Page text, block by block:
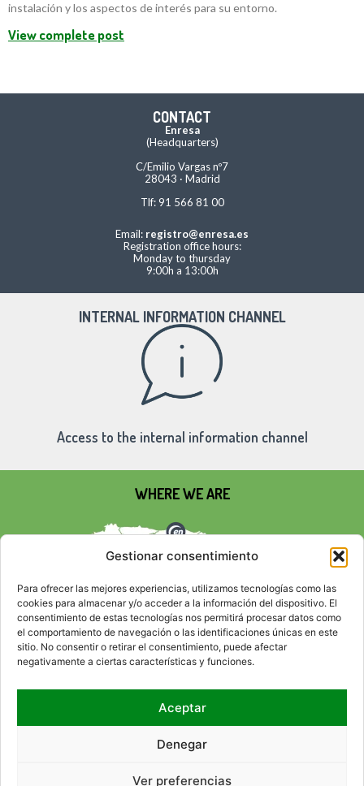
Gestionar consentimiento
Para ofrecer las mejores experiencias, utilizamos tecnologías como las
cookies para almacenar y/o acceder a la información del dispositivo. El
consentimiento de estas tecnologías nos permitirá procesar datos como
el comportamiento de navegación o las identificaciones únicas en este
sitio. No consentir o retirar el consentimiento, puede afectar
negativamente a ciertas características y funciones.
Aceptar
Denegar
Ver preferencias
instalación y los aspectos de interés para su entorno.
View complete post
CONTACT
Enresa
(Headquarters)
C/Emilio Vargas nº7
28043 · Madrid
Tlf: 91 566 81 00
Email: registro@enresa.es
Registration office hours:
Monday to thursday
9:00h a 13:00h
INTERNAL INFORMATION CHANNEL
Access to the internal information channel
WHERE WE ARE
SOCIAL NETWORKS